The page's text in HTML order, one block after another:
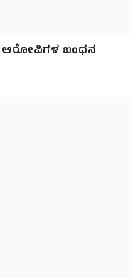
ಆರೋಪಿಗಳ ಬಂಧನ